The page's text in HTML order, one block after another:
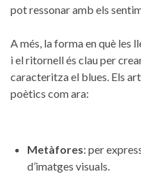
pot ⁣ressonar⁤ amb els
A més, la forma en què les
i el ritornell és‌ clau per
‌caracteritza el ⁢blues. ⁤Els
poètics com ara:
Metàfores: ‌per‌
d’imatges⁣ visuals.